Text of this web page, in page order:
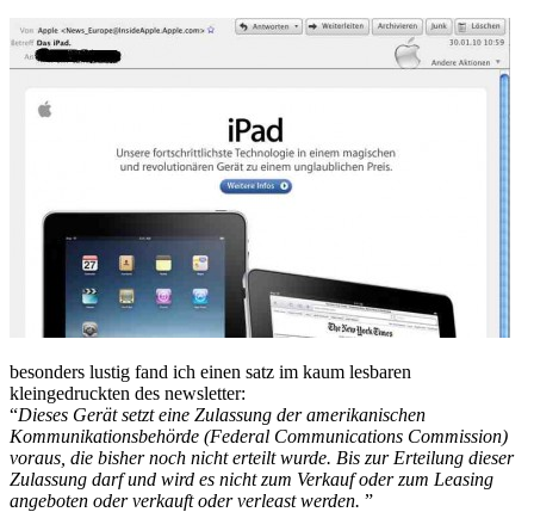
besonders lustig fand ich einen satz im kaum lesbaren
kleingedruckten des newsletter:
“Dieses Gerät setzt eine Zulassung der amerikanischen
Kommunikationsbehörde (Federal Communications Commission)
voraus, die bisher noch nicht erteilt wurde. Bis zur Erteilung dieser
Zulassung darf und wird es nicht zum Verkauf oder zum Leasing
angeboten oder verkauft oder verleast werden. ”